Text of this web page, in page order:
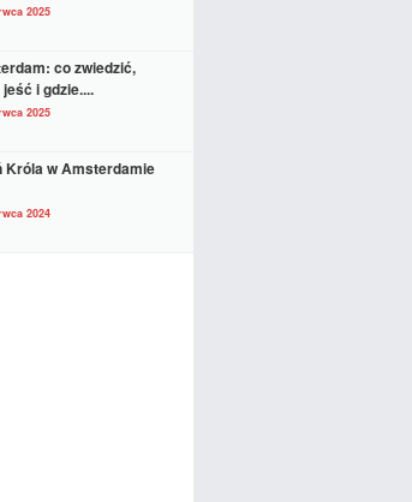
2025
co zwiedzić,
i gdzie....
2025
Króla w Amsterdamie
2024